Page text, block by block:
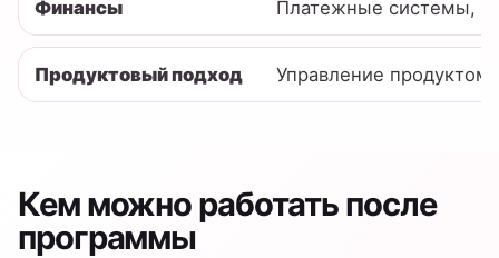
FinTech / Product Analyst
Связка данных, экономики продукта,
гипотез и решений для банковских
ML / AI specialist в финансах